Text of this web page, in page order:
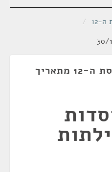
12
/
ישיבת ועדה של הכנסת ה-12 מתאריך